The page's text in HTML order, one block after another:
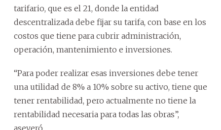
tarifario, que es el 21, donde la entidad
descentralizada debe fijar su tarifa, con base en los
costos que tiene para cubrir administración,
operación, mantenimiento e inversiones.
“Para poder realizar esas inversiones debe tener
una utilidad de 8% a 10% sobre su activo, tiene que
tener rentabilidad, pero actualmente no tiene la
rentabilidad necesaria para todas las obras”,
aseveró.